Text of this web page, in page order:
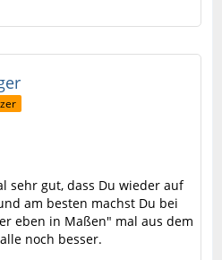
sehr gut, dass Du wieder auf
am besten machst Du bei
eben in Maßen" mal aus dem
noch besser.